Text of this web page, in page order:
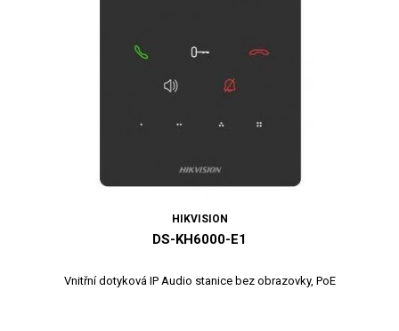
HIKVISION
DS-KH6000-E1
Vnitřní dotyková IP Audio stanice bez obrazovky, PoE